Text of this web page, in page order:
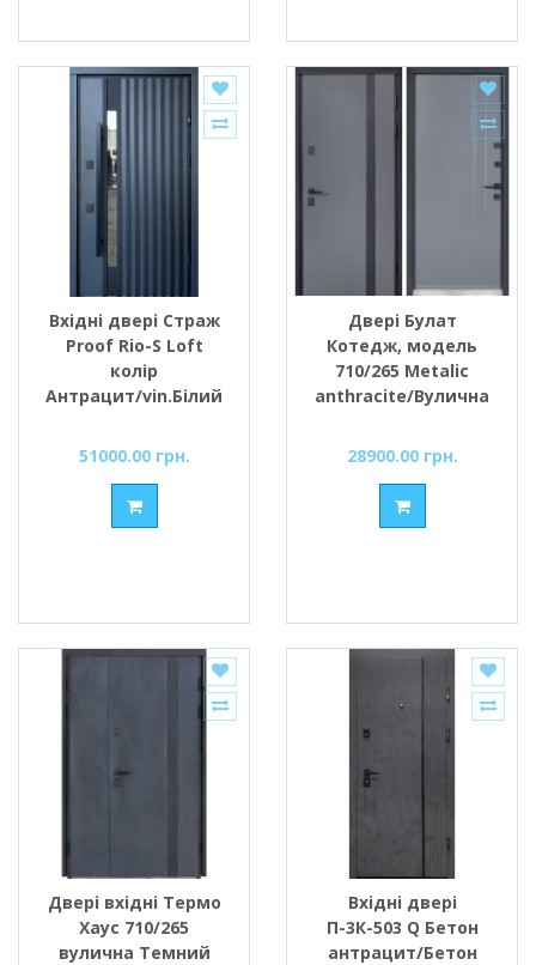
Вхідні двері Страж
Proof Rio-S Loft
колір
Антрацит/vin.Білий
1200
51000.00 грн.
Двері Булат
Котедж, модель
710/265 Metalic
anthracite/Вулична
28900.00 грн.
Двері вхідні Термо
Хаус 710/265
вулична Темний
Вхідні двері
П-3К-503 Q Бетон
антрацит/Бетон